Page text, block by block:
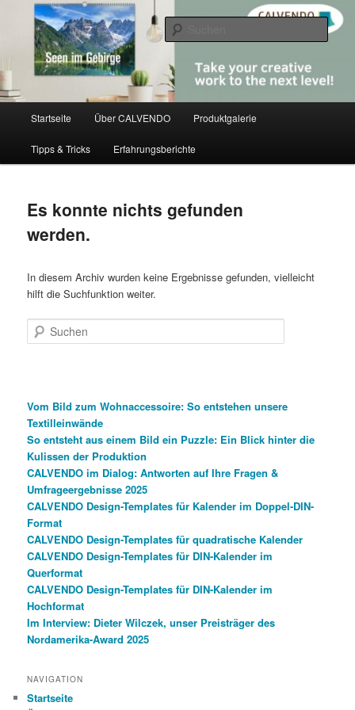
primären
springen
sekundären
springenCALVENDO
share creativity
Startseite Über CALVENDO Produktgalerie
Tipps & Tricks Erfahrungsberichte
Es konnte nichts gefunden
werden.
In diesem Archiv wurden keine Ergebnisse gefunden, vielleicht
hilft die Suchfunktion weiter.
Suchen
Vom Bild zum Wohnaccessoire: So entstehen unsere
Textilleinwände
So entsteht aus einem Bild ein Puzzle: Ein Blick hinter die
Kulissen der Produktion
CALVENDO im Dialog: Antworten auf Ihre Fragen &
Umfrageergebnisse 2025
CALVENDO Design-Templates für Kalender im Doppel-DIN-
Format
CALVENDO Design-Templates für quadratische Kalender
CALVENDO Design-Templates für DIN-Kalender im
Querformat
CALVENDO Design-Templates für DIN-Kalender im
Hochformat
Im Interview: Dieter Wilczek, unser Preisträger des
Nordamerika-Award 2025
NAVIGATION
Startseite